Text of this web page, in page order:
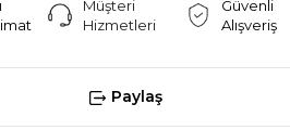
Müşteri
Hizmetleri
Güvenli
Alışveriş
Paylaş